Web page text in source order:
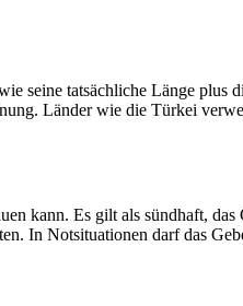
seine tatsächliche Länge plus
Länder wie die Türkei
kann. Es gilt als sündhaft,
In Notsituationen darf das